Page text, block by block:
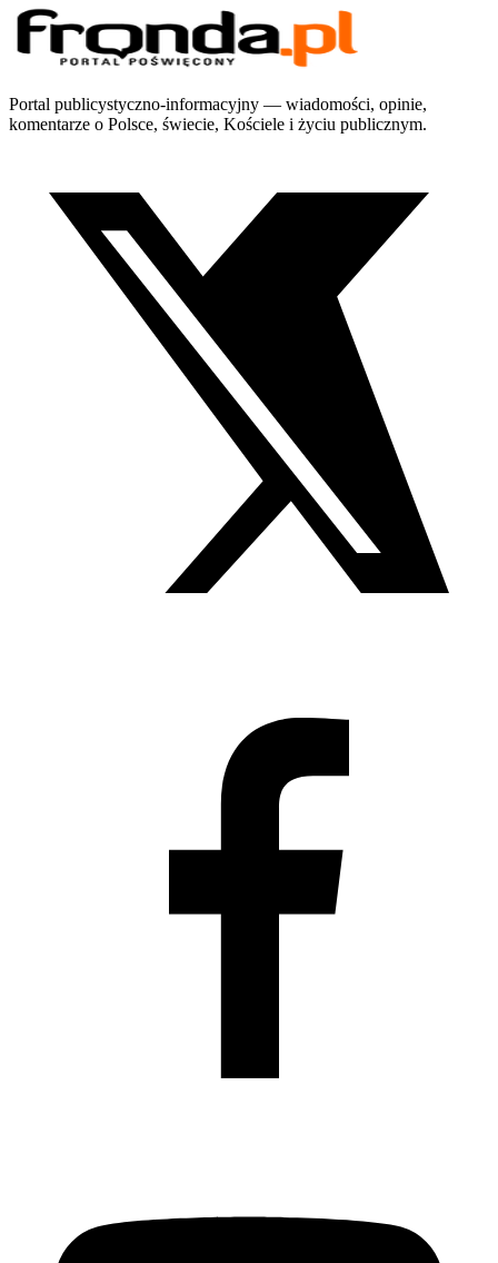
Portal publicystyczno-informacyjny — wiadomości, opinie,
komentarze o Polsce, świecie, Kościele i życiu publicznym.